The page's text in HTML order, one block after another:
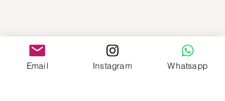
Email Instagram Whatsapp